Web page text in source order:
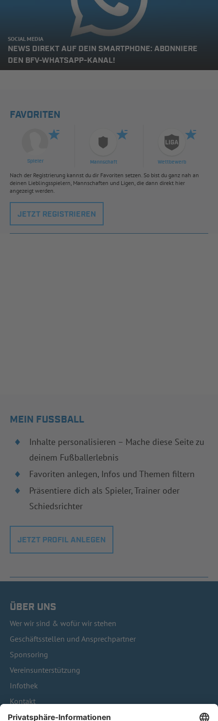
SOCIAL MEDIA
NEWS DIREKT AUF DEIN SMARTPHONE: ABONNIERE
DEN BFV-WHATSAPP-KANAL!
FAVORITEN
Spieler Mannschaft Wettbewerb
Nach der Registrierung kannst du dir Favoriten setzen. So bist du ganz nah an
deinen Lieblingsspielern, Mannschaften und Ligen, die dann direkt hier
angezeigt werden.
JETZT REGISTRIEREN
MEIN FUSSBALL
Inhalte personalisieren – Mache diese Seite zu
deinem Fußballerlebnis
Favoriten anlegen, Infos und Themen filtern
Präsentiere dich als Spieler, Trainer oder
Schiedsrichter
JETZT PROFIL ANLEGEN
ÜBER UNS
Wer wir sind & wofür wir stehen
Geschäftsstellen und Ansprechpartner
Sponsoring
Vereinsunterstützung
Infothek
Kontakt